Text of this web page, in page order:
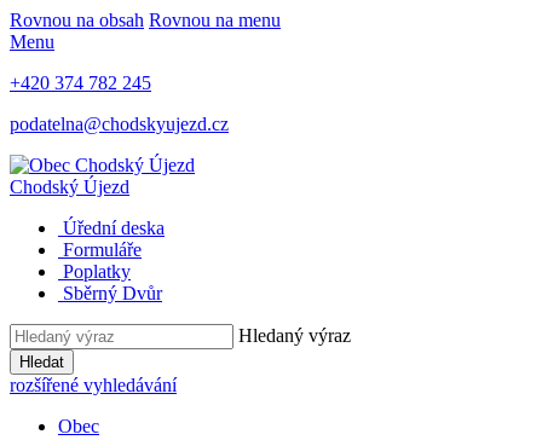
Rovnou na obsah Rovnou na menu
Menu
+420 374 782 245
podatelna@chodskyujezd.cz
Chodský Újezd
Úřední deska
Formuláře
Poplatky
Sběrný Dvůr
Hledaný výraz
Hledat
rozšířené vyhledávání
Obec